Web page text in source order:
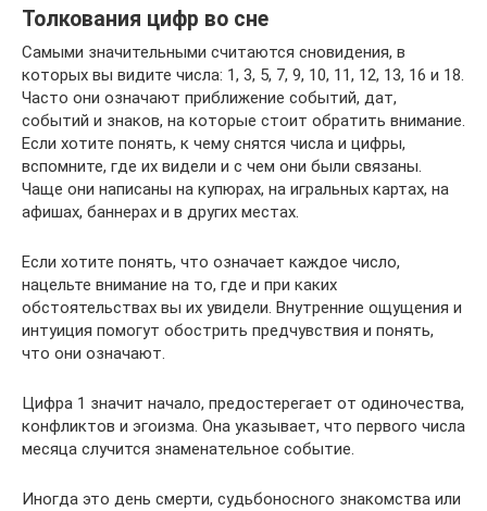
Толкования цифр во сне
Самыми значительными считаются сновидения, в
которых вы видите числа: 1, 3, 5, 7, 9, 10, 11, 12, 13, 16 и 18.
Часто они означают приближение событий, дат,
событий и знаков, на которые стоит обратить внимание.
Если хотите понять, к чему снятся числа и цифры,
вспомните, где их видели и с чем они были связаны.
Чаще они написаны на купюрах, на игральных картах, на
афишах, баннерах и в других местах.
Если хотите понять, что означает каждое число,
нацельте внимание на то, где и при каких
обстоятельствах вы их увидели. Внутренние ощущения и
интуиция помогут обострить предчувствия и понять,
что они означают.
Цифра 1 значит начало, предостерегает от одиночества,
конфликтов и эгоизма. Она указывает, что первого числа
месяца случится знаменательное событие.
Иногда это день смерти, судьбоносного знакомства или